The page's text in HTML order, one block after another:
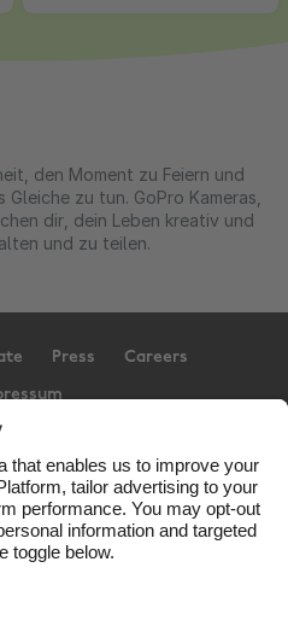
den Moment zu Feiern und
zu tun. GoPro Kameras,
dir, dein Leben kreativ und
und zu teilen.
Press Careers